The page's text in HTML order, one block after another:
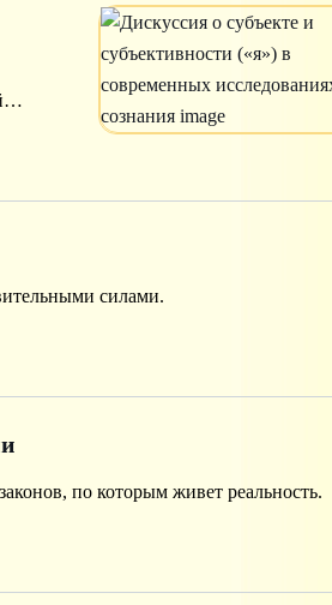
силами.
по которым живет реальность.